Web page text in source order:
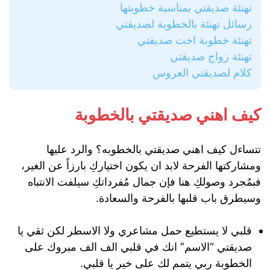
تهنئة صديقتي بمناسبة خطوبتها
رسائل تهنئة بالخطوبة لصديقتي
تهنئة خطوبة اخت صديقتي
تهنئة زواج صديقتي
كلام لصديقتي العروس
كيف اهني صديقتي بالخطوبة
تتساءل كيف اهني صديقتي بالخطوبه؟ والرد عليها
ومشاركتها الفرحة لابد ان يكون اختياركِ بارزاً عن الغير،
فبمُجرد وصولكِ هنا فإن جمال مُفرداتكِ سيلفت الانتباه
وسيطرق باب قلبها بالفرحة والسعادة.
قلبي لا يستطيع حمل مشاعري ولا الاسطر لكن ثقي يا
صديقتي “الاسم” انك في قلبي الف الف مبروك على
الخطوبة ربي يتمم لك على خير يا قلبي.